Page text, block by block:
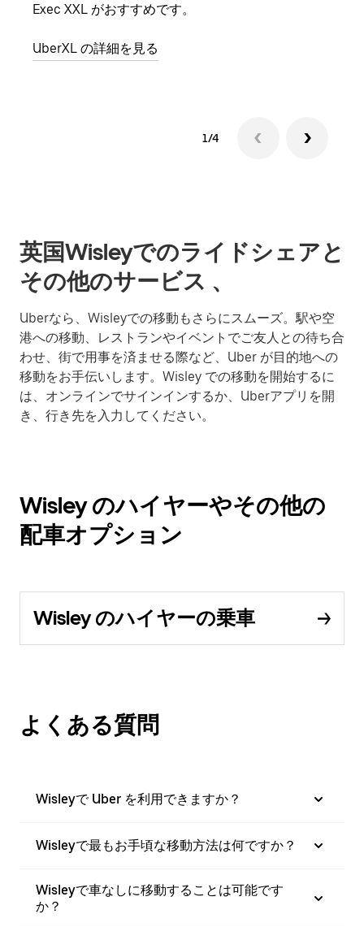
Exec XXL がおすすめです。
UberXL の詳細を見る
1/4
英国Wisleyでのライドシェアと
その他のサービス 、
Uberなら、Wisleyでの移動もさらにスムーズ。駅や空
港への移動、レストランやイベントでご友人との待ち合
わせ、街で用事を済ませる際など、Uber が目的地への
移動をお手伝いします。Wisley での移動を開始するに
は、オンラインでサインインするか、Uberアプリを開
き、行き先を入力してください。
Wisley のハイヤーやその他の
配車オプション
Wisley のハイヤーの乗車
よくある質問
Wisleyで Uber を利用できますか？
Wisleyで最もお手頃な移動方法は何ですか？
Wisleyで車なしに移動することは可能です
か？